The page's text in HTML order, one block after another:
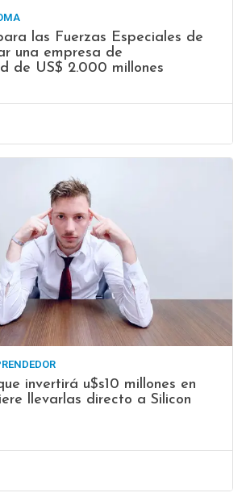
las Fuerzas Especiales de
una empresa de
de US$ 2.000 millones
invertirá u$s10 millones en
llevarlas directo a Silicon